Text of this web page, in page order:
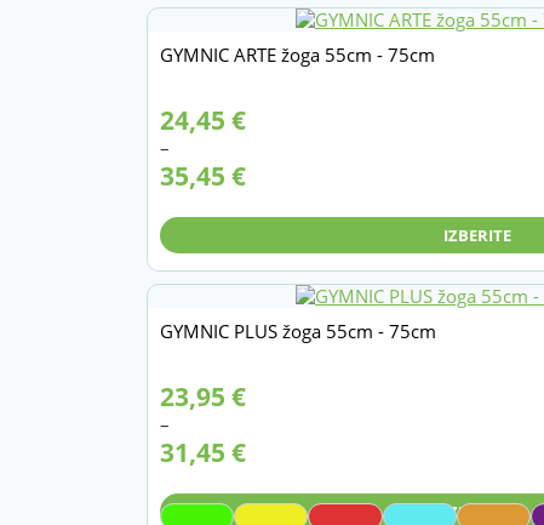
GYMNIC ARTE žoga 55cm - 75cm
24,45 €
–
35,45 €
Cenovni
razpon:
24,45 €
35,45 €
IZBERITE
GYMNIC PLUS žoga 55cm - 75cm
23,95 €
–
31,45 €
Cenovni
razpon:
23,95 €
31,45 €
IZBERITE